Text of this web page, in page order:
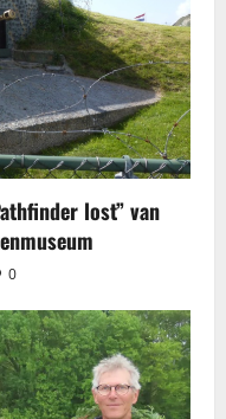
lost” van
0